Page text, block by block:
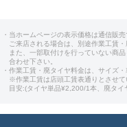
・当ホームページの表示価格は通信販
ご来店される場合は、別途作業工賃
また、一部取付けを行っていない商
合わせ下さい。
・作業工賃・廃タイヤ料金は、サイズ
※作業工賃は店頭工賃表通りとさせて
目安:(タイヤ単品¥2,200/1本、廃タ